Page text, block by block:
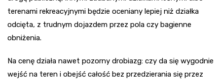
terenami rekreacyjnymi będzie oceniany lepiej niż działka
odcięta, z trudnym dojazdem przez pola czy bagienne
obniżenia.
Na cenę działa nawet pozorny drobiazg: czy da się wygodnie
wejść na teren i obejść całość bez przedzierania się przez